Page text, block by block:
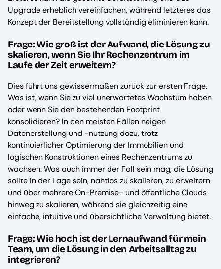
Upgrade erheblich vereinfachen, während letzteres das
Konzept der Bereitstellung vollständig eliminieren kann.
Frage: Wie groß ist der Aufwand, die Lösung zu
skalieren, wenn Sie Ihr Rechenzentrum im
Laufe der Zeit erweitern?
Dies führt uns gewissermaßen zurück zur ersten Frage.
Was ist, wenn Sie zu viel unerwartetes Wachstum haben
oder wenn Sie den bestehenden Footprint
konsolidieren? In den meisten Fällen neigen
Datenerstellung und -nutzung dazu, trotz
kontinuierlicher Optimierung der Immobilien und
logischen Konstruktionen eines Rechenzentrums zu
wachsen. Was auch immer der Fall sein mag, die Lösung
sollte in der Lage sein, nahtlos zu skalieren, zu erweitern
und über mehrere On-Premise- und öffentliche Clouds
hinweg zu skalieren, während sie gleichzeitig eine
einfache, intuitive und übersichtliche Verwaltung bietet.
Frage: Wie hoch ist der Lernaufwand für mein
Team, um die Lösung in den Arbeitsalltag zu
integrieren?